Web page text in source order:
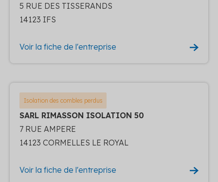
5 RUE DES TISSERANDS
14123 IFS
Voir la fiche de l'entreprise
Isolation des combles perdus
SARL RIMASSON ISOLATION 50
7 RUE AMPERE
14123 CORMELLES LE ROYAL
Voir la fiche de l'entreprise